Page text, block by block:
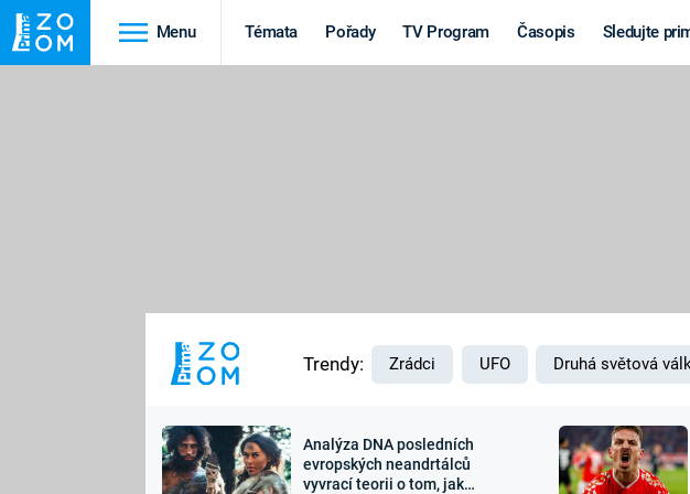
Menu Témata Pořady TV Program Časopis Sledujte
MARS
Výročí
Trendy: Zrádci UFO Druhá světová
Analýza DNA posledních
evropských neandrtálců
vyvrací teorii o tom, jak